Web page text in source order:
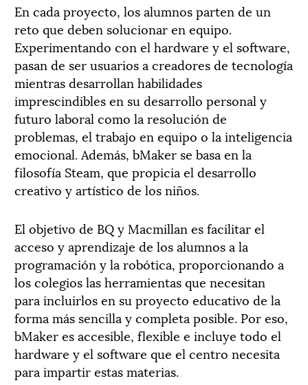
En cada proyecto, los alumnos parten de un
reto que deben solucionar en equipo.
Experimentando con el hardware y el software,
pasan de ser usuarios a creadores de tecnología
mientras desarrollan habilidades
imprescindibles en su desarrollo personal y
futuro laboral como la resolución de
problemas, el trabajo en equipo o la inteligencia
emocional. Además, bMaker se basa en la
filosofía Steam, que propicia el desarrollo
creativo y artístico de los niños.
El objetivo de BQ y Macmillan es facilitar el
acceso y aprendizaje de los alumnos a la
programación y la robótica, proporcionando a
los colegios las herramientas que necesitan
para incluirlos en su proyecto educativo de la
forma más sencilla y completa posible. Por eso,
bMaker es accesible, flexible e incluye todo el
hardware y el software que el centro necesita
para impartir estas materias.